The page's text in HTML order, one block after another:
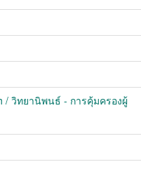
/ วิทยานิพนธ์ - การคุ้มครองผู้